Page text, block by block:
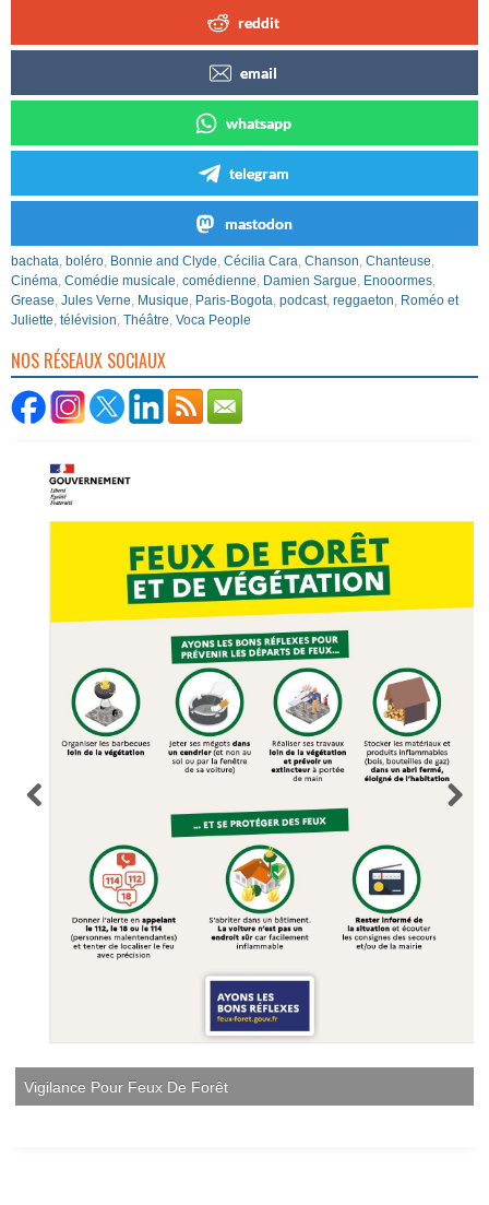
reddit
email
whatsapp
telegram
mastodon
bachata, boléro, Bonnie and Clyde, Cécilia Cara, Chanson, Chanteuse,
Cinéma, Comédie musicale, comédienne, Damien Sargue, Enooormes,
Grease, Jules Verne, Musique, Paris-Bogota, podcast, reggaeton, Roméo et
Juliette, télévision, Théâtre, Voca People
NOS RÉSEAUX SOCIAUX